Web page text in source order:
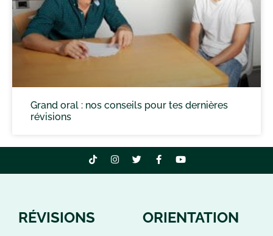
Grand oral : nos conseils pour tes dernières
révisions
RÉVISIONS ORIENTATION